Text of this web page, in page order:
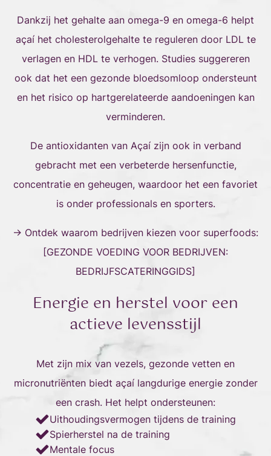
Dankzij het gehalte aan omega-9 en omega-6 helpt
açaí het cholesterolgehalte te reguleren door LDL te
verlagen en HDL te verhogen. Studies suggereren
ook dat het een gezonde bloedsomloop ondersteunt
en het risico op hartgerelateerde aandoeningen kan
verminderen.
De antioxidanten van Açaí zijn ook in verband
gebracht met een verbeterde hersenfunctie,
concentratie en geheugen, waardoor het een favoriet
is onder professionals en sporters.
→ Ontdek waarom bedrijven kiezen voor superfoods:
[GEZONDE VOEDING VOOR BEDRIJVEN:
BEDRIJFSCATERINGGIDS]
Energie en herstel voor een
actieve levensstijl
Met zijn mix van vezels, gezonde vetten en
micronutriënten biedt açaí langdurige energie zonder
een crash. Het helpt ondersteunen:
Uithoudingsvermogen tijdens de training
Spierherstel na de training
Mentale focus